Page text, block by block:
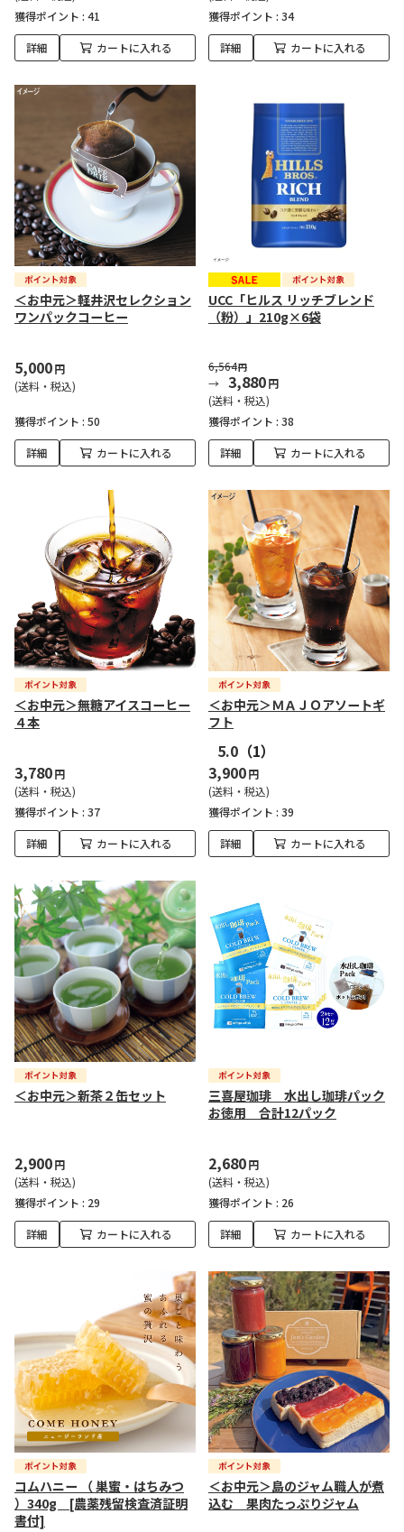
獲得ポイント : 41
詳細 カートに入れる
獲得ポイント : 34
詳細 カートに入れる
＜お中元＞軽井沢セレクション
ワンパックコーヒー
5,000円
(送料・税込)
獲得ポイント : 50
詳細 カートに入れる
UCC「ヒルス リッチブレンド
（粉）」210g×6袋
6,564円
3,880円
(送料・税込)
獲得ポイント : 38
詳細 カートに入れる
＜お中元＞無糖アイスコーヒー
４本
3,780円
(送料・税込)
獲得ポイント : 37
詳細 カートに入れる
＜お中元＞ＭＡＪＯアソートギ
フト
5.0 （1）
3,900円
(送料・税込)
獲得ポイント : 39
詳細 カートに入れる
＜お中元＞新茶２缶セット
2,900円
(送料・税込)
獲得ポイント : 29
詳細 カートに入れる
三喜屋珈琲 水出し珈琲パック
お徳用 合計12パック
2,680円
(送料・税込)
獲得ポイント : 26
詳細 カートに入れる
コムハニー （ 巣蜜・はちみつ
）340g [農薬残留検査済証明
書付]
＜お中元＞島のジャム職人が煮
込む 果肉たっぷりジャム